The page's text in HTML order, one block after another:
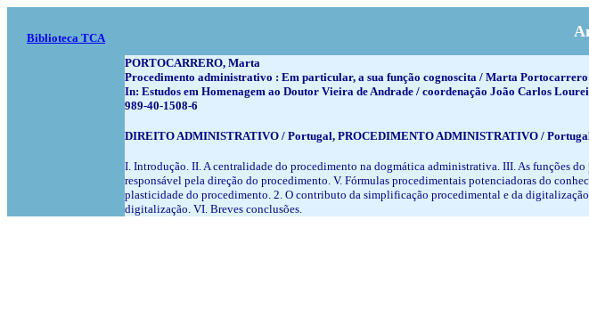
Biblioteca TCA
PORTOCARRERO, Marta
Procedimento administrativo : Em particular, a sua função cognoscita / Marta Portocarrero
In: Estudos em Homenagem ao Doutor Vieira de Andrade / coordenação João Carlos
989-40-1508-6
DIREITO ADMINISTRATIVO / Portugal, PROCEDIMENTO ADMINISTRATIVO /
I. Introdução. II. A centralidade do procedimento na dogmática administrativa. III. As funções
responsável pela direção do procedimento. V. Fórmulas procedimentais potenciadoras do
plasticidade do procedimento. 2. O contributo da simplificação procedimental e da
digitalização. VI. Breves conclusões.